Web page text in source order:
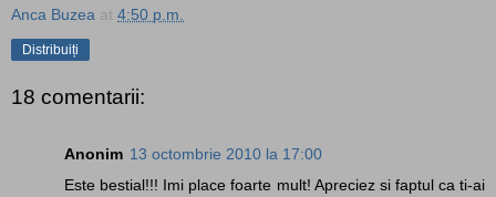
Anca Buzea at 4:50 p.m.
Distribuiți
18 comentarii:
Anonim 13 octombrie 2010 la 17:00
Este bestial!!! Imi place foarte mult! Apreciez si faptul ca ti-ai